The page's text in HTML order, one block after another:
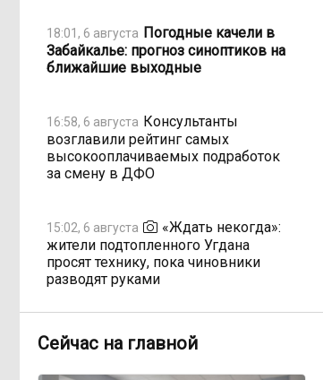
18:01, 6 августа Погодные качели в
Забайкалье: прогноз синоптиков на
ближайшие выходные
16:58, 6 августа Консультанты
возглавили рейтинг самых
высокооплачиваемых подработок
за смену в ДФО
15:02, 6 августа
«Ждать некогда»:
жители подтопленного Угдана
просят технику, пока чиновники
разводят руками
13:44, 6 августа
Правительство РФ
легализует топливо стандарта
Сейчас на главной